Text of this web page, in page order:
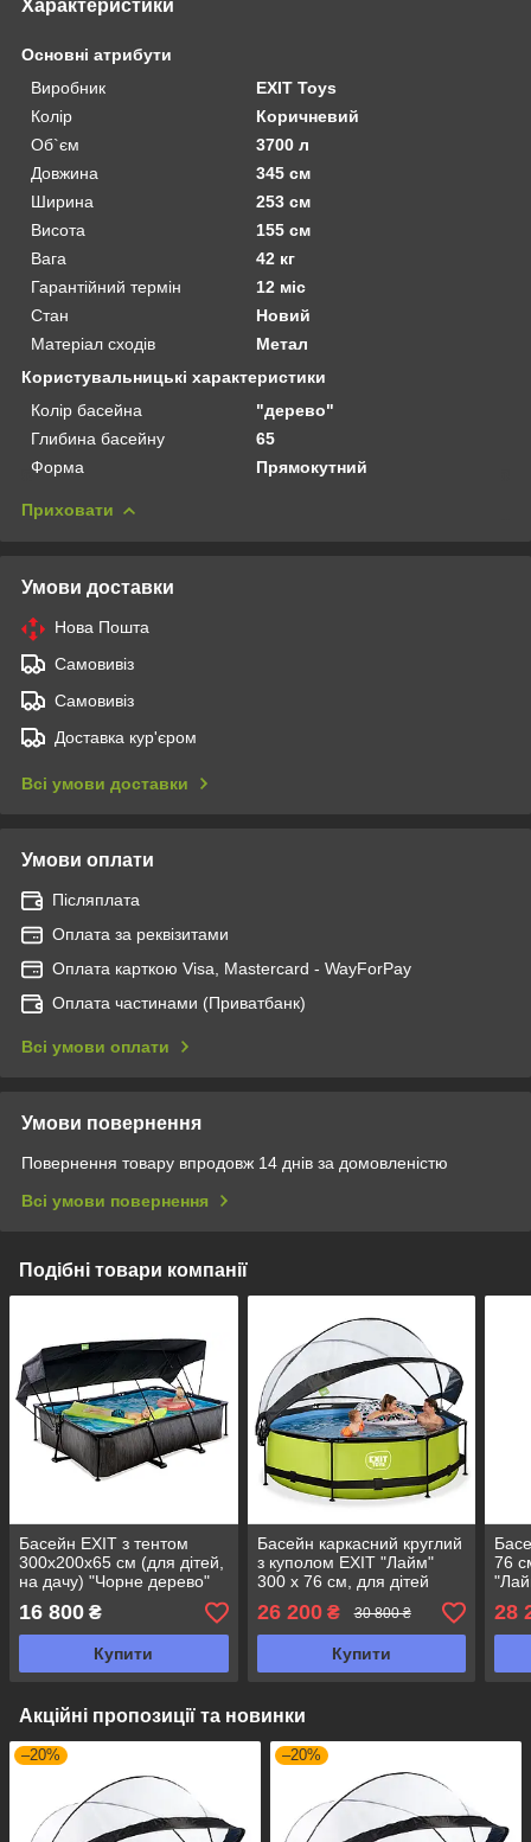
Характеристики
Основні атрибути
Виробник
EXIT Toys
Колір
Коричневий
Об`єм
3700 л
Довжина
345 см
Ширина
253 см
Висота
155 см
Вага
42 кг
Гарантійний термін
12 міс
Стан
Новий
Матеріал сходів
Метал
Користувальницькі характеристики
Колір басейна
"дерево"
Глибина басейну
65
Форма
Прямокутний
Приховати
Умови доставки
Нова Пошта
Самовивіз
Самовивіз
Доставка кур'єром
Всі умови доставки
Умови оплати
Післяплата
Оплата за реквізитами
Оплата карткою Visa, Mastercard - WayForPay
Оплата частинами (Приватбанк)
Всі умови оплати
Умови повернення
Повернення товару впродовж 14 днів за домовленістю
Всі умови повернення
Подібні товари компанії
Басейн EXIT з тентом
300х200х65 см (для дітей,
на дачу) "Чорне дерево"
16 800 ₴
Купити
Басейн каркасний круглий
з куполом EXIT "Лайм"
300 х 76 см, для дітей
26 200₴ 30 800 ₴
Купити
76
28
Акційні пропозиції та новинки
–20% –20%